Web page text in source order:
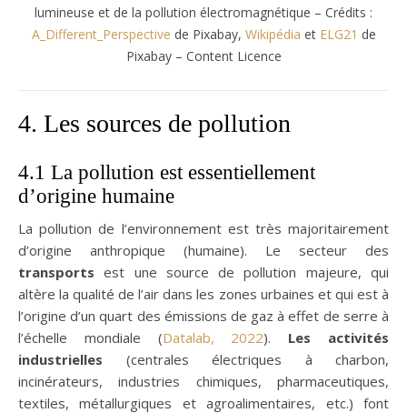
lumineuse et de la pollution électromagnétique – Crédits :
A_Different_Perspective de Pixabay, Wikipédia et ELG21 de
Pixabay – Content Licence
4. Les sources de pollution
4.1 La pollution est essentiellement
d’origine humaine
La pollution de l’environnement est très majoritairement
d’origine anthropique (humaine). Le secteur des
transports est une source de pollution majeure, qui
altère la qualité de l’air dans les zones urbaines et qui est à
l’origine d’un quart des émissions de gaz à effet de serre à
l’échelle mondiale (Datalab, 2022). Les activités
industrielles (centrales électriques à charbon,
incinérateurs, industries chimiques, pharmaceutiques,
textiles, métallurgiques et agroalimentaires, etc.) font